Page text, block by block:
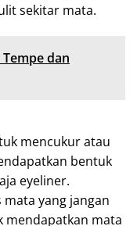
sekitar mata.
dan
mencukur atau
bentuk
eyeliner.
yang jangan
mendapatkan mata